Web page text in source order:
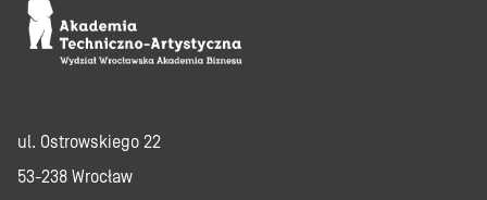
ul. Ostrowskiego 22
53-238 Wrocław